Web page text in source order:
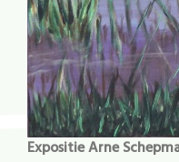
Expositie Arne